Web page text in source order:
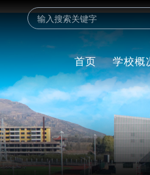
首页 学校概
学校介
组织架
学校章
现任领